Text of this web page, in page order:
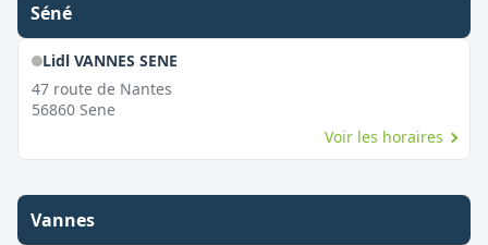
Séné
Lidl VANNES SENE
47 route de Nantes
56860 Sene
Voir les horaires
Vannes